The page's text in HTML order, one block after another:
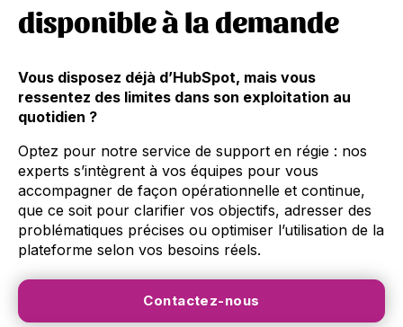
disponible à la demande
Vous disposez déjà d’HubSpot, mais vous
ressentez des limites dans son exploitation au
quotidien ?
Optez pour notre service de support en régie : nos
experts s’intègrent à vos équipes pour vous
accompagner de façon opérationnelle et continue,
que ce soit pour clarifier vos objectifs, adresser des
problématiques précises ou optimiser l’utilisation de la
plateforme selon vos besoins réels.
Contactez-nous